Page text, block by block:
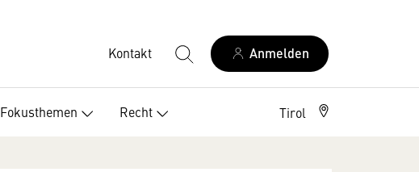
Kontakt Anmelden
Fokusthemen Recht Elektriker Österreich
Tirol